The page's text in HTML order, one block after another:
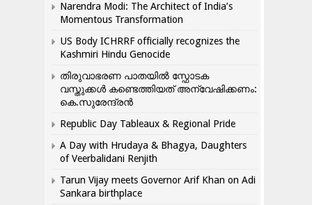
Narendra Modi: The Architect of India’s
Momentous Transformation
US Body ICHRRF officially recognizes the
Kashmiri Hindu Genocide
തിരുവാഭരണ പാതയിൽ സ്ഫോടക
വസ്തുക്കൾ കണ്ടെത്തിയത് അന്വേഷിക്കണം:
കെ.സുരേന്ദ്രൻ
Republic Day Tableaux & Regional Pride
A Day with Hrudaya & Bhagya, Daughters
of Veerbalidani Renjith
Tarun Vijay meets Governor Arif Khan on Adi
Sankara birthplace